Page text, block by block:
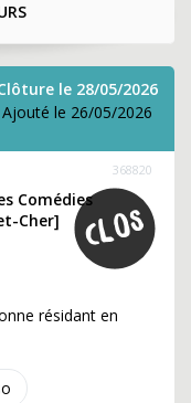
le 28/05/2026
Ajouté le 26/05/2026
368820
Comédies
Cher]
résidant en